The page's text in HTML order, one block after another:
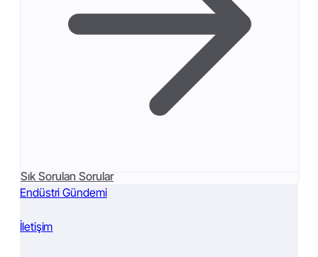
Sık Sorulan Sorular
Endüstri Gündemi
İletişim